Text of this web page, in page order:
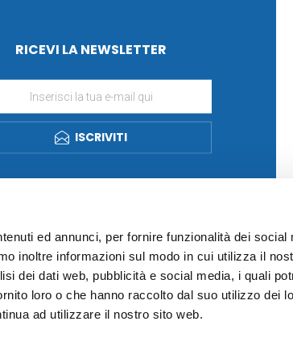
ed annunci, per fornire funzionalità dei social
inoltre informazioni sul modo in cui utilizza il
dei dati web, pubblicità e social media, i quali
loro o che hanno raccolto dal suo utilizzo dei
ad utilizzare il nostro sito web.
RICEVI LA NEWSLETTER
ISCRIVITI